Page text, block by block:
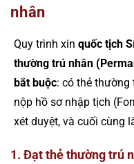
nhân
Quy trình xin quốc tịch
thường trú nhân
bắt buộc: có thẻ thường
nộp hồ sơ nhập tịch
xét duyệt, và cuối cùng
1. Đạt thẻ thường trú